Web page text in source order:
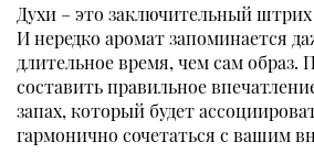
Духи – это заключительный
И нередко аромат запоминается
длительное время, чем сам образ.
составить правильное
запах, который будет
гармонично сочетаться с вашим